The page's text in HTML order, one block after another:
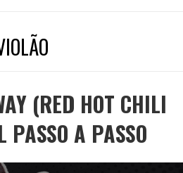
(RED HOT CHILI
A PASSO